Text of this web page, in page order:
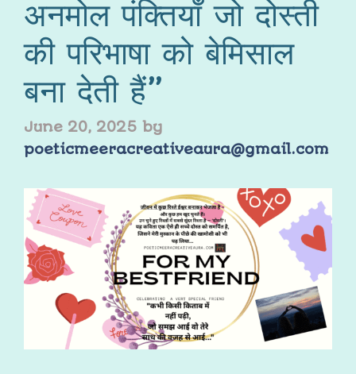
अनमोल पंक्तियाँ जो दोस्ती
की परिभाषा को बेमिसाल
बना देती हैं”
June 20, 2025 by
poeticmeeracreativeaura@gmail.com